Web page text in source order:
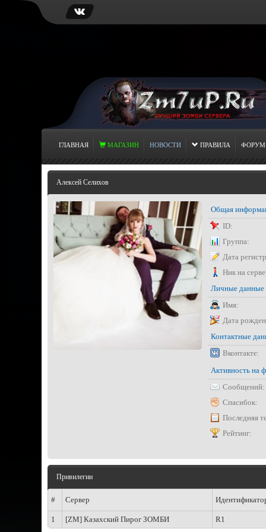
ГЛАВНАЯ МАГАЗИН НОВОСТИ ПРАВИЛА ФОРУМ
Алексей Селихов
Общая
ID:
Группа:
Дата
Ник на
Личные данные
Имя:
Дата
Контактные
Вконтакте:
Активность на
Сообщений:
Спасибок:
Последняя
Рейтинг:
Привилегии
# Сервер
1 [ZM] Казахский Пирог ЗОМБИ R1